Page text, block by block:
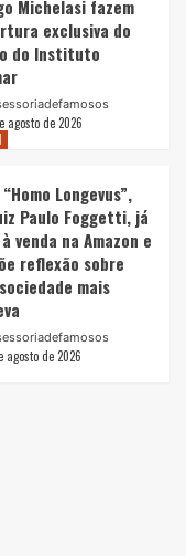
Michelasi fazem
exclusiva do
do Instituto
agosto de 2026
Longevus”,
Paulo Foggetti, já
venda na Amazon e
reflexão sobre
mais
agosto de 2026